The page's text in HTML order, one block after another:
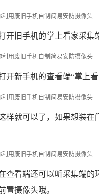
开旧手机的掌上看家采集
开新手机的查看端“掌上
样就可以了，如果想装在
查看端还可以听采集端的
置摄像头哦。